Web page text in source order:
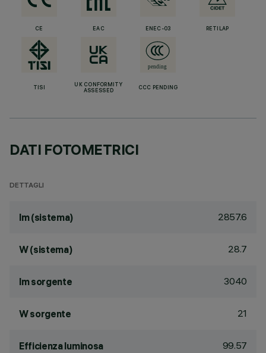
CE EAC ENEC-03 RETILAP
TISI
UK CONFORMITY
ASSESSED
CCC PENDING
DATI FOTOMETRICI
DETTAGLI
lm (sistema) 2857.6
W (sistema) 28.7
lm sorgente 3040
W sorgente 21
Efficienza luminosa 99.57